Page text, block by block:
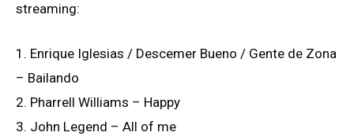
streaming:
1. Enrique Iglesias / Descemer Bueno / Gente de Zona
– Bailando
2. Pharrell Williams – Happy
3. John Legend – All of me